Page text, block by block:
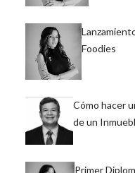
Foodies
Cómo hacer
de un
Primer